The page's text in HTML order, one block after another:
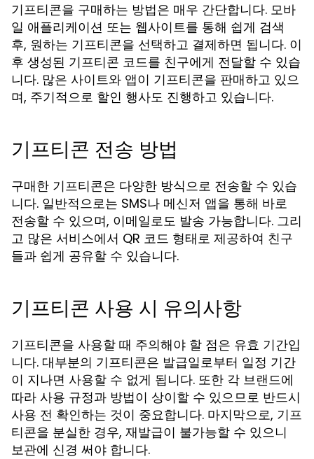
기프티콘을 구매하는 방법은 매우 간단합니다. 모바
일 애플리케이션 또는 웹사이트를 통해 쉽게 검색
후, 원하는 기프티콘을 선택하고 결제하면 됩니다. 이
후 생성된 기프티콘 코드를 친구에게 전달할 수 있습
니다. 많은 사이트와 앱이 기프티콘을 판매하고 있으
며, 주기적으로 할인 행사도 진행하고 있습니다.
기프티콘 전송 방법
구매한 기프티콘은 다양한 방식으로 전송할 수 있습
니다. 일반적으로는 SMS나 메신저 앱을 통해 바로
전송할 수 있으며, 이메일로도 발송 가능합니다. 그리
고 많은 서비스에서 QR 코드 형태로 제공하여 친구
들과 쉽게 공유할 수 있습니다.
기프티콘 사용 시 유의사항
기프티콘을 사용할 때 주의해야 할 점은 유효 기간입
니다. 대부분의 기프티콘은 발급일로부터 일정 기간
이 지나면 사용할 수 없게 됩니다. 또한 각 브랜드에
따라 사용 규정과 방법이 상이할 수 있으므로 반드시
사용 전 확인하는 것이 중요합니다. 마지막으로, 기프
티콘을 분실한 경우, 재발급이 불가능할 수 있으니
보관에 신경 써야 합니다.